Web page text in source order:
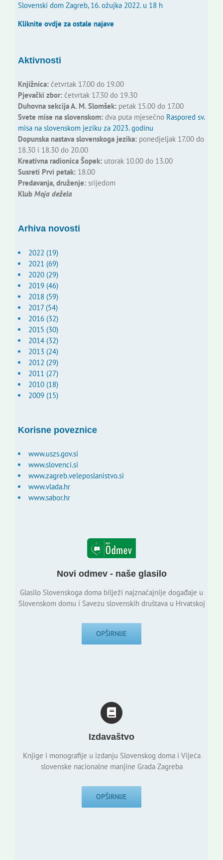
Slovenski dom Zagreb, 16. ožujka 2022. u 18 h
Kliknite ovdje za ostale najave
Aktivnosti
Knjižnica:četvrtak 17.00 do 19.00
Pjevački zbor:četvrtak 17.30 do 19.30
Duhovna sekcija A. M. Slomšek:petak 15.00 do 17.00
Svete mise na slovenskom:dva puta mjesečno Raspored sv.
misa na slovenskom jeziku za 2023. godinu
Dopunska nastava slovenskoga jezika:ponedjeljak 17.00 do
18.30 i 18.30 do 20.00
Kreativna radionica Šopek:utorak 10.00 do 13.00
Susreti Prvi petak:18.00
Predavanja, druženje:srijedom
Klub Moja dežela
Arhiva novosti
2022 (19)
2021 (69)
2020 (29)
2019 (46)
2018 (59)
2017 (54)
2016 (32)
2015 (30)
2014 (32)
2013 (24)
2012 (29)
2011 (27)
2010 (18)
2009 (15)
Korisne poveznice
www.uszs.gov.si
www.slovenci.si
www.zagreb.veleposlanistvo.si
www.vlada.hr
www.sabor.hr
Novi odmev - naše glasilo
Glasilo Slovenskoga doma bilježi najznačajnije događaje u
Slovenskom domu i Savezu slovenskih društava u Hrvatskoj
OPŠIRNIJE
Izdavaštvo
Knjige i monografije u izdanju Slovenskog doma i Vijeća
slovenske nacionalne manjine Grada Zagreba
OPŠIRNIJE